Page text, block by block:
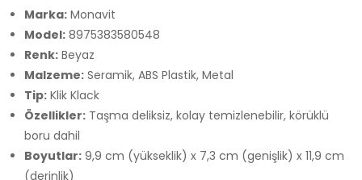
Marka: Monavit
Model: 8975383580548
Renk: Beyaz
Malzeme: Seramik, ABS Plastik, Metal
Tip: Klik Klack
Özellikler: Taşma deliksiz, kolay temizlenebilir, körüklü
boru dahil
Boyutlar: 9,9 cm (yükseklik) x 7,3 cm (genişlik) x 11,9 cm
(derinlik)